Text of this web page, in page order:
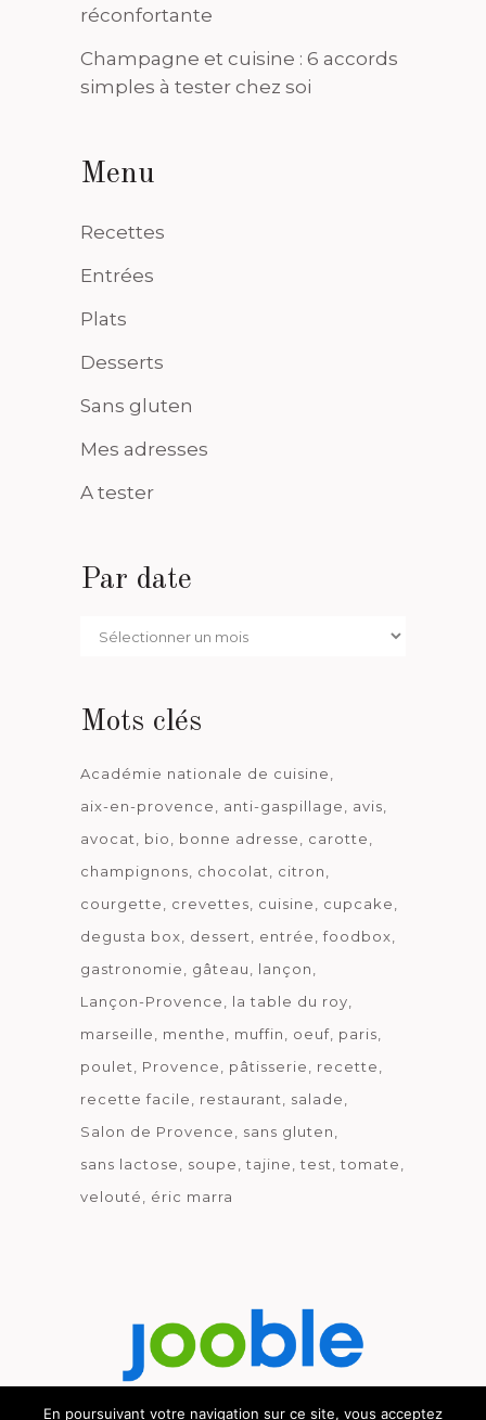
réconfortante
Champagne et cuisine : 6 accords
simples à tester chez soi
Menu
Recettes
Entrées
Plats
Desserts
Sans gluten
Mes adresses
A tester
Par date
Par
Mots clés
Académie nationale de cuisine
aix-en-provence
anti-gaspillage
avis
avocat
bio bonne adresse
carotte
champignons
chocolat
citron
courgette
crevettes cuisine
cupcake
degusta box
dessert entrée
foodbox
gastronomie
gâteau
lançon
Lançon-Provence
la table du roy
marseille
menthe muffin oeuf paris
poulet
Provence pâtisserie
recette
recette facile
restaurant
salade
Salon de Provence
sans gluten
sans lactose
soupe tajine test tomate
velouté
éric marra
En poursuivant votre navigation sur ce site, vous acceptez